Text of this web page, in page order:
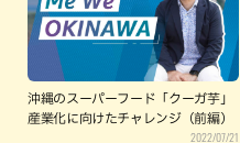
沖縄のスーパーフード「クーガ芋」
産業化に向けたチャレンジ（前編）
2022/07/21